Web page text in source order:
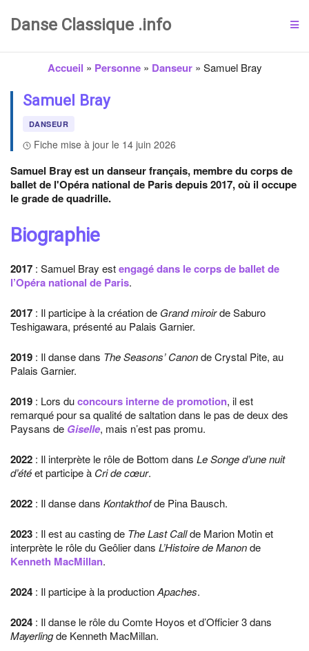
Danse Classique .info
Accueil » Personne» Danseur» Samuel Bray
Samuel Bray
DANSEUR
Fiche mise à jour le 14 juin 2026
Samuel Bray est un danseur français, membre du corps de
ballet de l'Opéra national de Paris depuis 2017, où il occupe
le grade de quadrille.
Biographie
2017 : Samuel Bray estengagé dans le corps de ballet de
l’Opéra national de Paris.
2017 : Il participe à la création de Grand miroirde Saburo
Teshigawara, présenté au Palais Garnier.
2019 : Il danse dans The Seasons’ Canonde Crystal Pite, au
Palais Garnier.
2019 : Lors duconcours interne de promotion, il est
remarqué pour sa qualité de saltation dans le pas de deux des
Paysans de Giselle, mais n’est pas promu.
2022 : Il interprète le rôle de Bottom dans Le Songe d’une nuit
d’étéet participe à Cri de cœur.
2022 : Il danse dans Kontakthofde Pina Bausch.
2023 : Il est au casting de The Last Callde Marion Motin et
interprète le rôle du Geôlier dans L’Histoire de Manonde
Kenneth MacMillan.
2024 : Il participe à la productionApaches.
2024 : Il danse le rôle du Comte Hoyos et d’Officier 3 dans
Mayerlingde Kenneth MacMillan.